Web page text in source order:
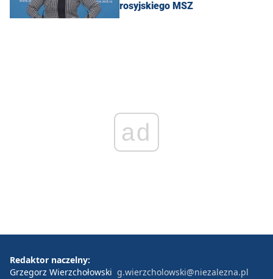
rosyjskiego MSZ
ad
Redaktor naczelny:
Grzegorz Wierzchołowski g.wierzcholowski@niezalezna.pl